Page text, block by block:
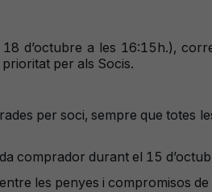
d’octubre a les 16:15h.),
per als Socis.
per soci, sempre que totes
comprador durant el 15
les penyes i compromisos de